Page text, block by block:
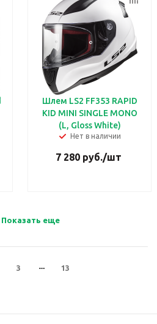
Шлем LS2 FF353 RAPID
KID MINI SINGLE MONO
(L, Gloss White)
Нет в наличии
7 280 руб./шт
Показать еще
3 13